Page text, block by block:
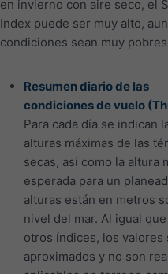
en invierno con aire seco, el
Index puede ser muy alto,
condiciones sean muy
Resumen diario de las
condiciones de vuelo
Para cada día se indican
alturas máximas de las
secas, así como la altura
esperada para un
alturas están en metros
nivel del mar. Al igual
otros índices, los valores
aproximados y no son